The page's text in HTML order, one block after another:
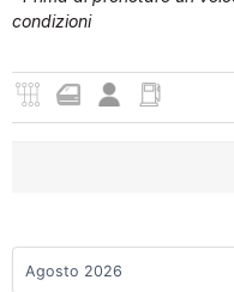
condizioni